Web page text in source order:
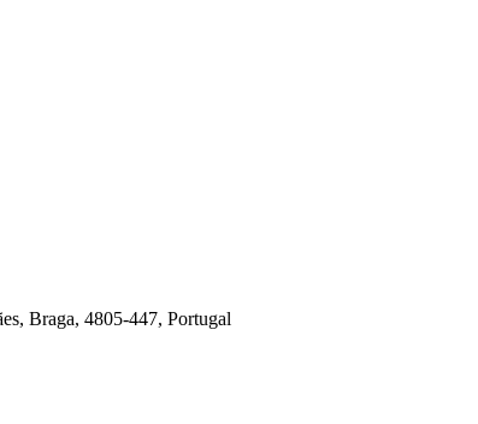
Braga, 4805-447, Portugal